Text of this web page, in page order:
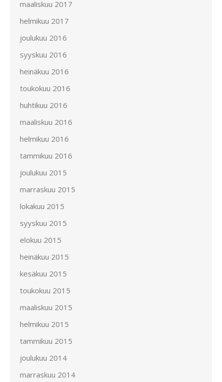
maaliskuu 2017
helmikuu 2017
joulukuu 2016
syyskuu 2016
heinäkuu 2016
toukokuu 2016
huhtikuu 2016
maaliskuu 2016
helmikuu 2016
tammikuu 2016
joulukuu 2015
marraskuu 2015
lokakuu 2015
syyskuu 2015
elokuu 2015
heinäkuu 2015
kesäkuu 2015
toukokuu 2015
maaliskuu 2015
helmikuu 2015
tammikuu 2015
joulukuu 2014
marraskuu 2014